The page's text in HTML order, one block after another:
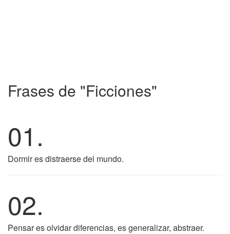
Frases de "Ficciones"
01.
Dormir es distraerse del mundo.
02.
Pensar es olvidar diferencias, es generalizar, abstraer.